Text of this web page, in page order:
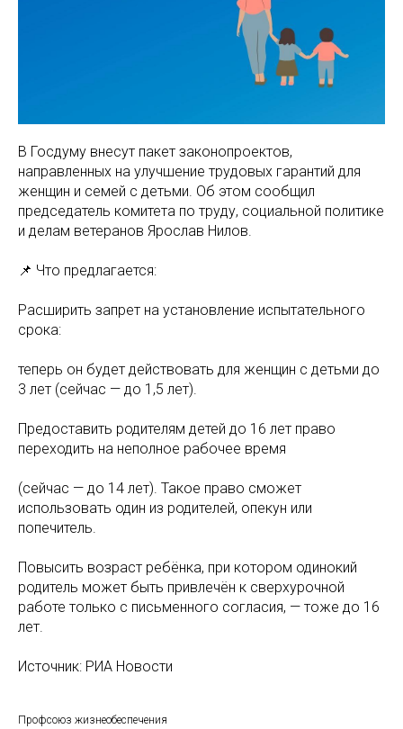
В Госдуму внесут пакет законопроектов,
направленных на улучшение трудовых гарантий для
женщин и семей с детьми. Об этом сообщил
председатель комитета по труду, социальной политике
и делам ветеранов Ярослав Нилов.
📌 Что предлагается:
Расширить запрет на установление испытательного
срока:
теперь он будет действовать для женщин с детьми до
3 лет (сейчас — до 1,5 лет).
Предоставить родителям детей до 16 лет право
переходить на неполное рабочее время
(сейчас — до 14 лет). Такое право сможет
использовать один из родителей, опекун или
попечитель.
Повысить возраст ребёнка, при котором одинокий
родитель может быть привлечён к сверхурочной
работе только с письменного согласия, — тоже до 16
лет.
Источник: РИА Новости
Профсоюз жизнеобеспечения